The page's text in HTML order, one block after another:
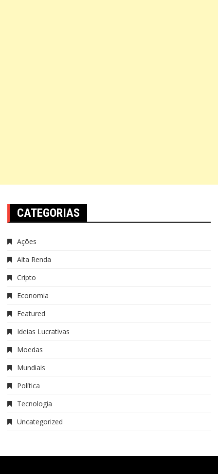
CATEGORIAS
Ações
Alta Renda
Cripto
Economia
Featured
Ideias Lucrativas
Moedas
Mundiais
Política
Tecnologia
Uncategorized